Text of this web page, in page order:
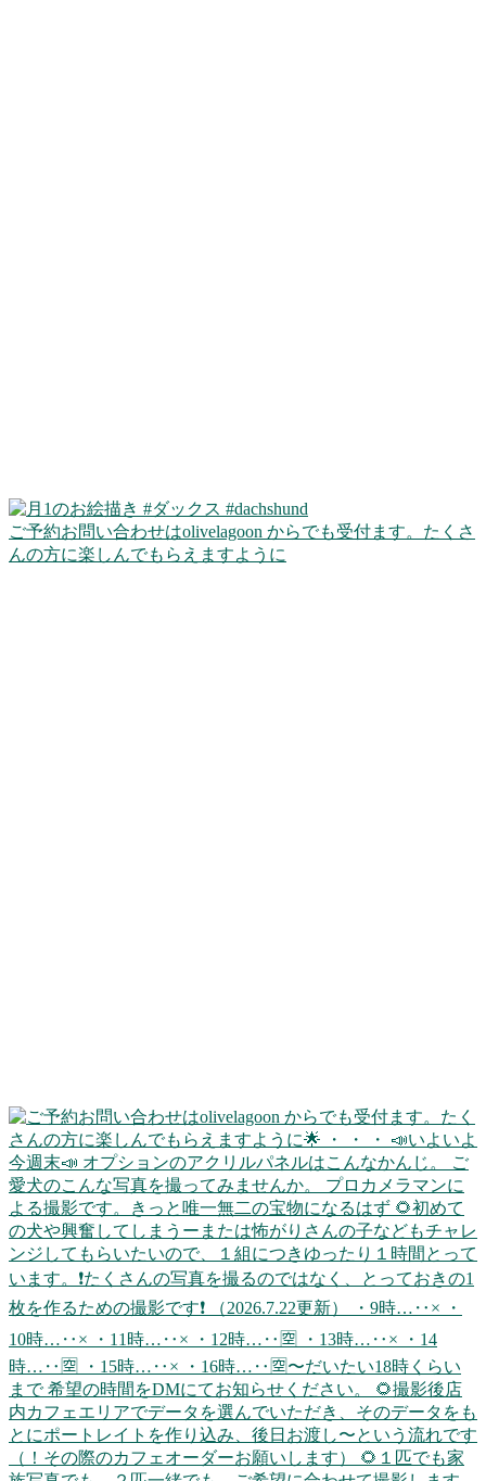
ご予約お問い合わせはolivelagoon からでも受付ます。たくさ
んの方に楽しんでもらえますように